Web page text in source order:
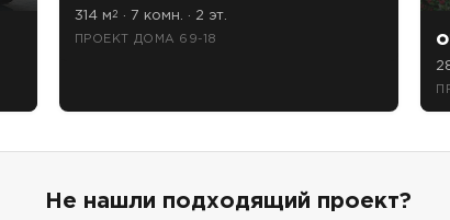
314 м2 · 7 комн. · 2 эт.
ПРОЕКТ ДОМА 69-18
Не нашли подходящий проект?